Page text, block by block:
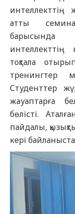
интеллекттің
атты
барысында
тоқтала
тренингтер
Студенттер
жауаптарға
бөлісті.
пайдалы,
кері